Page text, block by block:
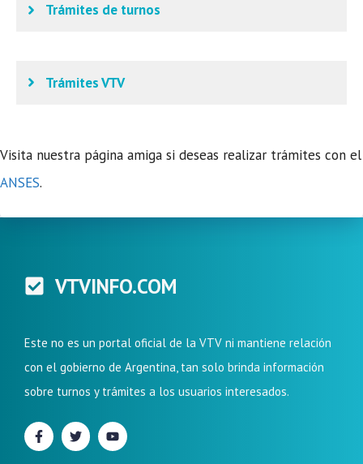
Trámites de turnos
Trámites VTV
Visita nuestra página amiga si deseas realizar trámites con el
ANSES.
VTVINFO.COM
Este no es un portal oficial de la VTV ni mantiene relación
con el gobierno de Argentina, tan solo brinda información
sobre turnos y trámites a los usuarios interesados.